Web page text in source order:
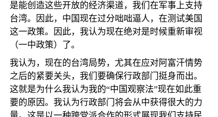
是能创造这些开放的经济渠道，我们在军事上支持
台湾。因此，中国现在过分咄咄逼人，在测试美国
这一政策。因此，我认为现在绝对是时候重新审视
（一中政策）了。
我认为，现在的台湾局势，尤其在应对阿富汗情势
之后的紧要关头，我们要确保行政部门挺身而出。
这就是为什么我认为我的“中国观察法”现在如此重
要的原因。我认为行政部门将会从中获得很大的力